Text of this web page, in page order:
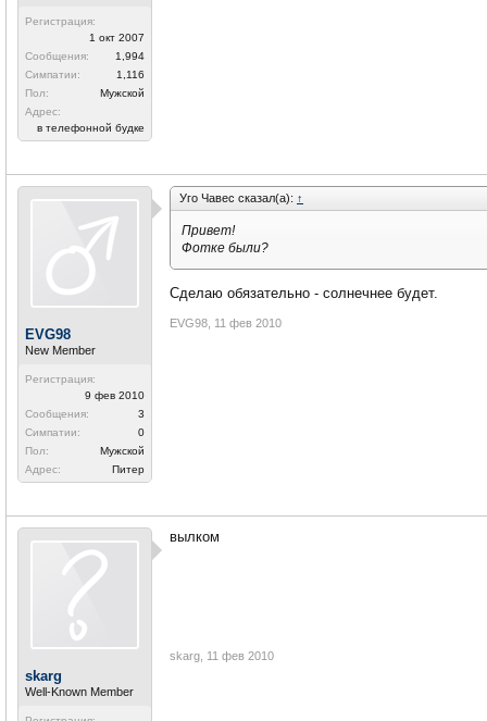
Регистрация:
1 окт 2007
Сообщения:
1,994
Симпатии:
1,116
Пол:
Мужской
Адрес:
в телефонной будке
EVG98
New Member
Регистрация:
9 фев 2010
Сообщения:
3
Симпатии:
0
Пол:
Мужской
Адрес:
Питер
Уго Чавес сказал(а): ↑
Привет!
Фотке были?
Сделаю обязательно - солнечнее будет.
EVG98 11 фев 2010
skarg
Well-Known Member
вылком
skarg 11 фев 2010